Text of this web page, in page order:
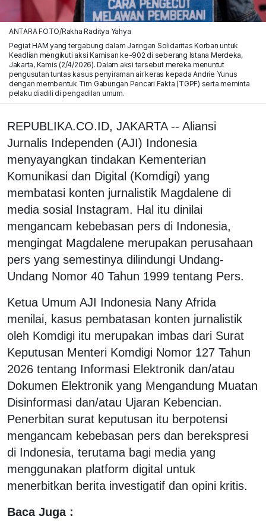
ANTARA FOTO/Rakha Raditya Yahya
Pegiat HAM yang tergabung dalam Jaringan Solidaritas Korban untuk
Keadlian mengikuti aksi Kamisan ke-902 di seberang Istana Merdeka,
Jakarta, Kamis (2/4/2026). Dalam aksi tersebut mereka menuntut
pengusutan tuntas kasus penyiraman air keras kepada Andrie Yunus
dengan membentuk Tim Gabungan Pencari Fakta (TGPF) serta meminta
pelaku diadili di pengadilan umum.
REPUBLIKA.CO.ID, JAKARTA -- Aliansi
Jurnalis Independen (AJI) Indonesia
menyayangkan tindakan Kementerian
Komunikasi dan Digital (Komdigi) yang
membatasi konten jurnalistik Magdalene di
media sosial Instagram. Hal itu dinilai
mengancam kebebasan pers di Indonesia,
mengingat Magdalene merupakan perusahaan
pers yang semestinya dilindungi Undang-
Undang Nomor 40 Tahun 1999 tentang Pers.
Ketua Umum AJI Indonesia Nany Afrida
menilai, kasus pembatasan konten jurnalistik
oleh Komdigi itu merupakan imbas dari Surat
Keputusan Menteri Komdigi Nomor 127 Tahun
2026 tentang Informasi Elektronik dan/atau
Dokumen Elektronik yang Mengandung Muatan
Disinformasi dan/atau Ujaran Kebencian.
Penerbitan surat keputusan itu berpotensi
mengancam kebebasan pers dan berekspresi
di Indonesia, terutama bagi media yang
menggunakan platform digital untuk
menerbitkan berita investigatif dan opini kritis.
Baca Juga :